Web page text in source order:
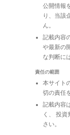
公開情報
り、当該
ん。
記載内容
や最新の
な判断に
責任の範囲
本サイト
切の責任
記載内容
く、 投
さい。